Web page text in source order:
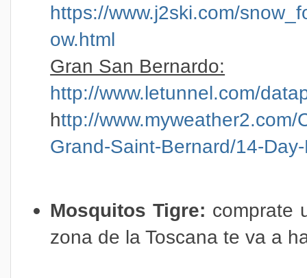
https://www.j2ski.com/
ow.html
Gran San Bernardo:
http://www.letunnel.com/
http://www.myweather2.com/
Grand-Saint-Bernard/14-
Mosquitos Tigre: comprate
zona de la Toscana te va a